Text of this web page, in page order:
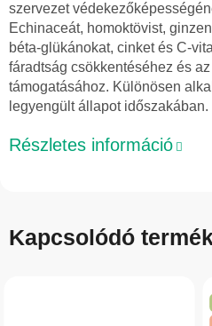
szervezet
Echinaceát, homoktövist,
béta-glükánokat, cinket és C-
fáradtság csökkentéséhez és
támogatásához. Különösen
legyengült állapot időszakában.
Részletes információ
Kapcsolódó